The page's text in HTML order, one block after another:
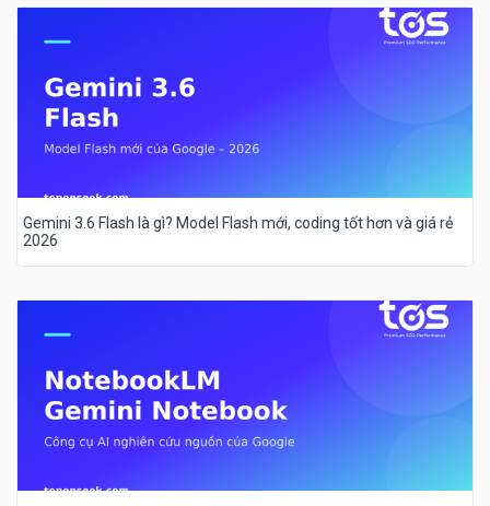
Gemini 3.6 Flash là gì? Model Flash mới, coding tốt hơn và giá rẻ
2026